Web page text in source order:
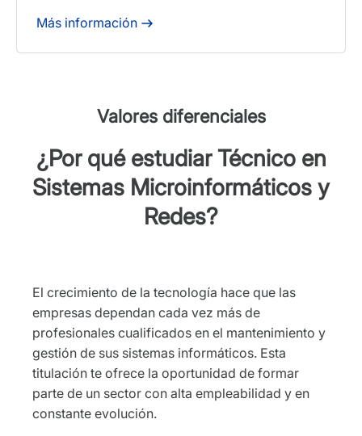
Más información
Valores diferenciales
¿Por qué estudiar Técnico en
Sistemas Microinformáticos y
Redes?
El crecimiento de la tecnología hace que las
empresas dependan cada vez más de
profesionales cualificados en el mantenimiento y
gestión de sus sistemas informáticos. Esta
titulación te ofrece la oportunidad de formar
parte de un sector con alta empleabilidad y en
constante evolución.